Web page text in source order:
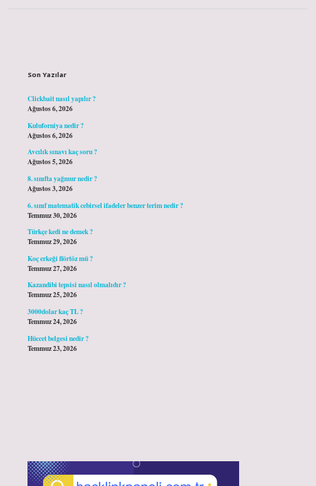
Son Yazılar
Clickbait nasıl yapılır ?
Ağustos 6, 2026
Kuluforniya nedir ?
Ağustos 6, 2026
Avcılık sınavı kaç soru ?
Ağustos 5, 2026
8. sınıfta yağmur nedir ?
Ağustos 3, 2026
6. sınıf matematik cebirsel ifadeler benzer terim nedir ?
Temmuz 30, 2026
Türkçe kedi ne demek ?
Temmuz 29, 2026
Koç erkeği flörtöz mü ?
Temmuz 27, 2026
Kazandibi tepsisi nasıl olmalıdır ?
Temmuz 25, 2026
3000dolar kaç TL ?
Temmuz 24, 2026
Hüccet belgesi nedir ?
Temmuz 23, 2026